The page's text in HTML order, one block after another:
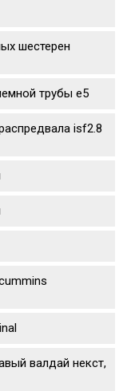
шестерен
трубы е5
isf2.8
валдай некст,